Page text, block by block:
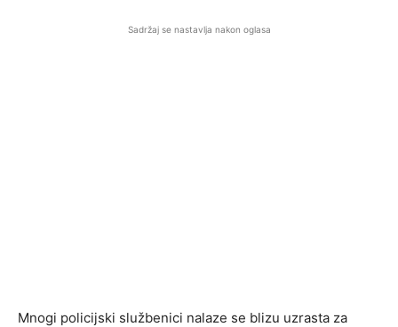
Sadržaj se nastavlja nakon oglasa
Mnogi policijski službenici nalaze se blizu uzrasta za